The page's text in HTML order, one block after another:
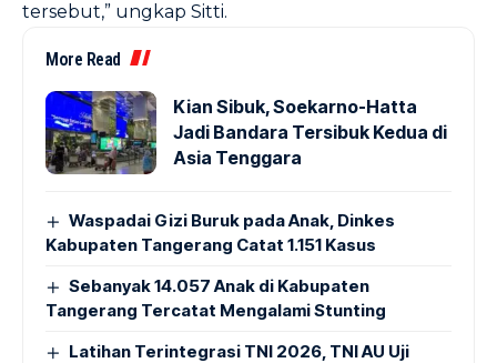
tersebut,” ungkap Sitti.
More Read
Kian Sibuk, Soekarno-Hatta
Jadi Bandara Tersibuk Kedua di
Asia Tenggara
Waspadai Gizi Buruk pada Anak, Dinkes
Kabupaten Tangerang Catat 1.151 Kasus
Sebanyak 14.057 Anak di Kabupaten
Tangerang Tercatat Mengalami Stunting
Latihan Terintegrasi TNI 2026, TNI AU Uji